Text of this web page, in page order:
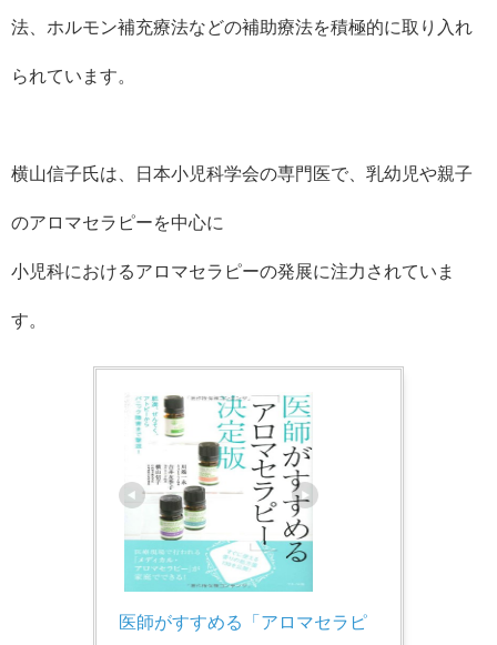
法、ホルモン補充療法などの補助療法を積極的に取り入れ
られています。
横山信子氏は、日本小児科学会の専門医で、乳幼児や親子
のアロマセラピーを中心に
小児科におけるアロマセラピーの発展に注力されていま
す。
医師がすすめる「アロマセラピ